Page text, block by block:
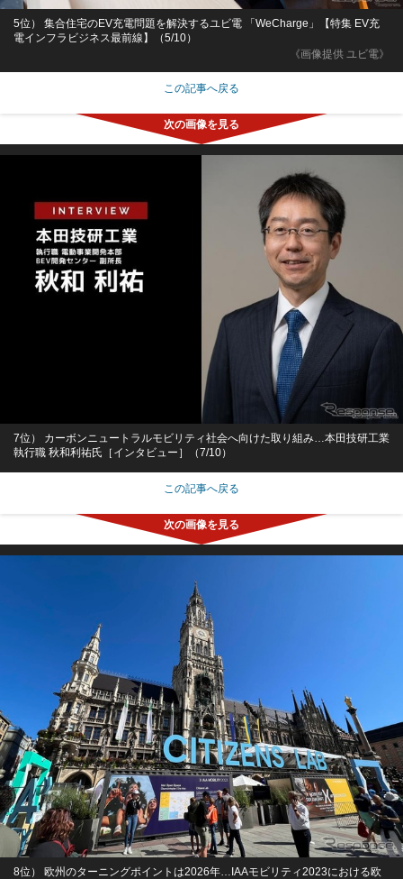
《画像提供 ユビ電》
5位） 集合住宅のEV充電問題を解決するユビ電 「WeCharge」【特集 EV充
電インフラビジネス最前線】（5/10）
この記事へ戻る
7位） カーボンニュートラルモビリティ社会へ向けた取り組み…本田技研工業
執行職 秋和利祐氏［インタビュー］（7/10）
この記事へ戻る
8位） 欧州のターニングポイントは2026年…IAAモビリティ2023における欧